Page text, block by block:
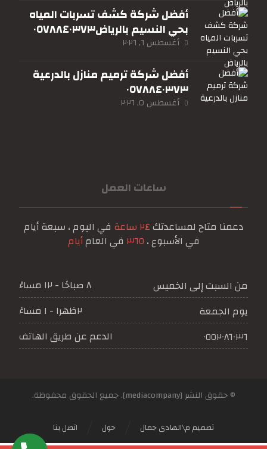
أفضل شركة كشف تسربات المياه
بحي النسيم بالرياض٠٥٧٨٨٤٠٣٧٣
أغسطس ٦, ٢٠٢٦
أفضل شركة ترميم منازل بالدرعية
٠٥٧٨٨٤٠٣٧٣
أغسطس ٥, ٢٠٢٦
ساعات العمل
دعمنا متاح لمساعدتك٢٤ ساعة
في اليوم ، سبعة أيام
في الأسبوع ، ٣٦٥ في العامأيام
من السبت إلى الخميس
٨ صباحًا - ١٢ مساءً
يوم الجمعة
٢ظهرا - ١ مساءً
٠٥٥٢٠٨٦٠٣٦
الدعم عن طريق الهاتف
© حقوق النشر [mediacompany]. جميع الحقوق محفوظة.
اتصل بنا حول تصميم م\الهادى جمال